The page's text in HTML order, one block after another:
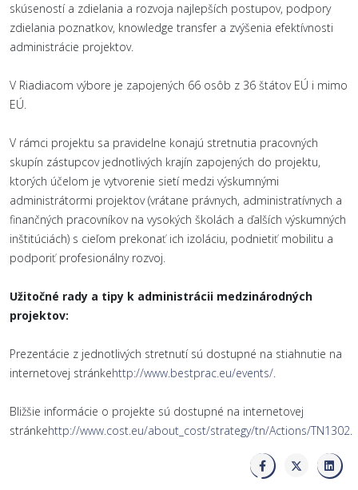
skúseností a zdielania a rozvoja najlepších postupov, podpory
zdielania poznatkov, knowledge transfer a zvýšenia efektívnosti
administrácie projektov.
V Riadiacom výbore je zapojených 66 osôb z 36 štátov EÚ i mimo
EÚ.
V rámci projektu sa pravidelne konajú stretnutia pracovných
skupín zástupcov jednotlivých krajín zapojených do projektu,
ktorých účelom je vytvorenie sietí medzi výskumnými
administrátormi projektov (vrátane právnych, administratívnych a
finančných pracovníkov na vysokých školách a ďalších výskumných
inštitúciách) s cieľom prekonať ich izoláciu, podnietiť mobilitu a
podporiť profesionálny rozvoj.
Užitočné rady a tipy k administrácii medzinárodných
projektov:
Prezentácie z jednotlivých stretnutí sú dostupné na stiahnutie na
internetovej stránkehttp://www.bestprac.eu/events/.
Bližšie informácie o projekte sú dostupné na internetovej
stránkehttp://www.cost.eu/about_cost/strategy/tn/Actions/TN1302.